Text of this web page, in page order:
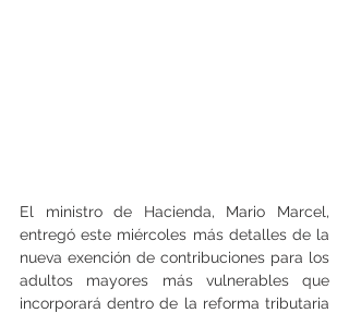
El ministro de Hacienda, Mario Marcel,
entregó este miércoles más detalles de la
nueva exención de contribuciones para los
adultos mayores más vulnerables que
incorporará dentro de la reforma tributaria